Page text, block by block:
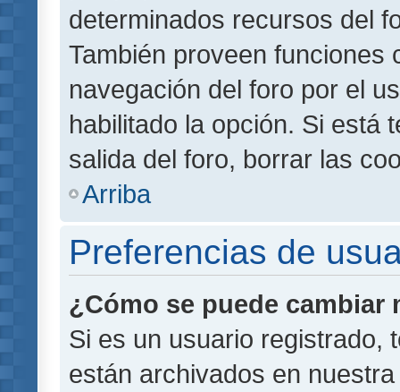
determinados recursos del
También proveen funciones
navegación del foro por el
habilitado la opción. Si está
salida del foro, borrar las
Arriba
Preferencias de
¿Cómo se puede
Si es un usuario registrado,
están archivados en